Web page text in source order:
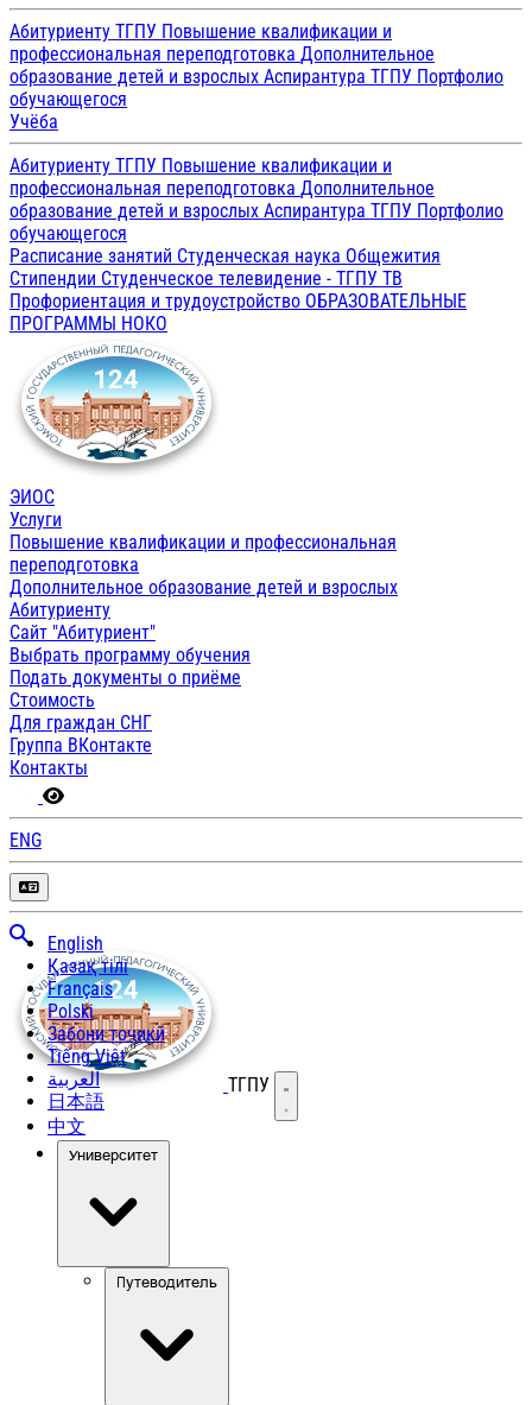
Абитуриенту ТГПУ Повышение квалификации и
профессиональная переподготовка Дополнительное
образование детей и взрослых Аспирантура ТГПУ Портфолио
обучающегося
Учёба
Абитуриенту ТГПУ Повышение квалификации и
профессиональная переподготовка Дополнительное
образование детей и взрослых Аспирантура ТГПУ Портфолио
обучающегося
Расписание занятий Студенческая наука Общежития
Стипендии Студенческое телевидение - ТГПУ ТВ
Профориентация и трудоустройство ОБРАЗОВАТЕЛЬНЫЕ
ПРОГРАММЫ НОКО
ЭИОС
Услуги
Повышение квалификации и профессиональная
переподготовка
Дополнительное образование детей и взрослых
Абитуриенту
Сайт "Абитуриент"
Выбрать программу обучения
Подать документы о приёме
Стоимость
Для граждан СНГ
Группа ВКонтакте
Контакты
ENG
English
Қазақ тілі
Français
Polski
Забони тоҷикӣ
Tiếng Việt
العربية
日本語
中文
ТГПУ Открыть меню
Университет
Путеводитель